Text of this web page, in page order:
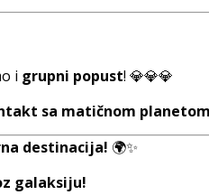
i grupni popust! 💎💎💎
sa matičnom
destinacija! 🌍✨
galaksiju!